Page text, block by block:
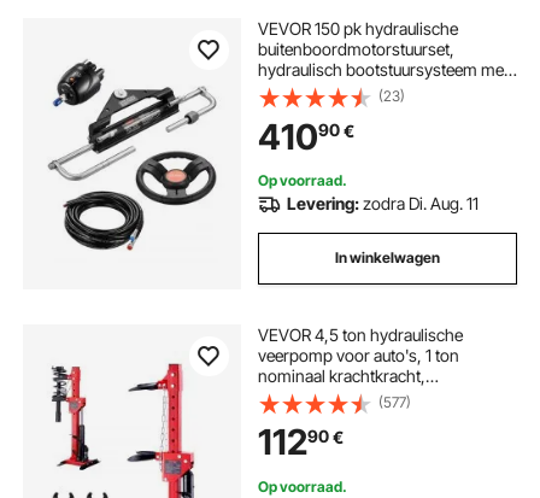
VEVOR 150 pk hydraulische
buitenboordmotorstuurset,
hydraulisch bootstuursysteem met
342,9 mm stuurwiel, stuurpomp,
hydraulische cilinder en twee
7924,8 mm slangen voor
enkelvoudige motorboten
(23)
41090€
Op voorraad.
Levering:zodra Di. Aug. 11
In winkelwagen
VEVOR 4,5 ton hydraulische
veerpomp voor auto's, 1 ton
nominaal krachtkracht,
veerpootcompressor voor 11-13 cm
en 14-17 cm veerpoten met lekvrije
hydraulische pomp
(577)
11290€
Op voorraad.